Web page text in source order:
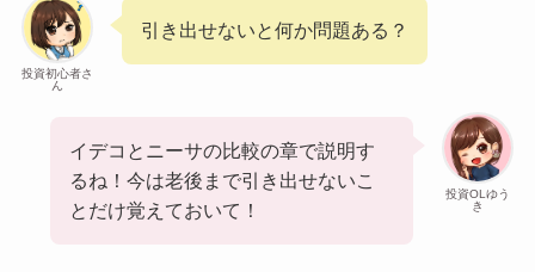
投資初心者さ
ん
引き出せないと何か問題ある？
投資OLゆう
き
イデコとニーサの比較の章で説明す
るね！今は老後まで引き出せないこ
とだけ覚えておいて！